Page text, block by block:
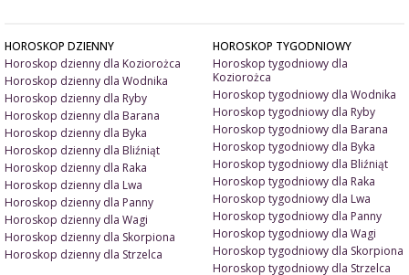
HOROSKOP DZIENNY
Horoskop dzienny dla Koziorożca
Horoskop dzienny dla Wodnika
Horoskop dzienny dla Ryby
Horoskop dzienny dla Barana
Horoskop dzienny dla Byka
Horoskop dzienny dla Bliźniąt
Horoskop dzienny dla Raka
Horoskop dzienny dla Lwa
Horoskop dzienny dla Panny
Horoskop dzienny dla Wagi
Horoskop dzienny dla Skorpiona
Horoskop dzienny dla Strzelca
HOROSKOP TYGODNIOWY
Horoskop tygodniowy dla
Koziorożca
Horoskop tygodniowy dla Wodnika
Horoskop tygodniowy dla Ryby
Horoskop tygodniowy dla Barana
Horoskop tygodniowy dla Byka
Horoskop tygodniowy dla Bliźniąt
Horoskop tygodniowy dla Raka
Horoskop tygodniowy dla Lwa
Horoskop tygodniowy dla Panny
Horoskop tygodniowy dla Wagi
Horoskop tygodniowy dla Skorpiona
Horoskop tygodniowy dla Strzelca